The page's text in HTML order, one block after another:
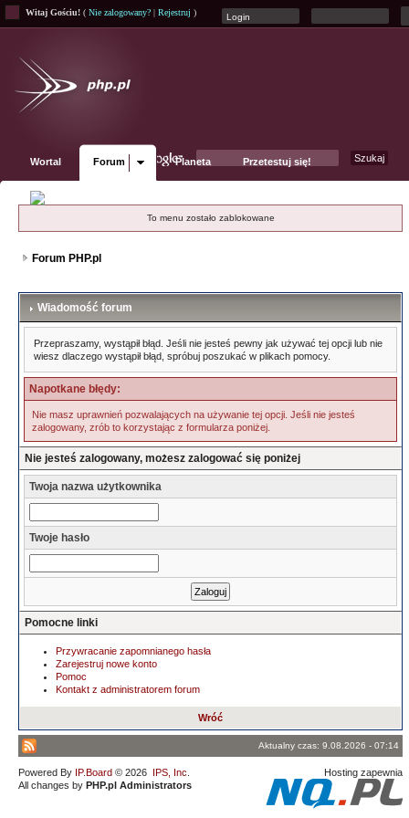
Witaj Gościu! ( Nie zalogowany? | Rejestruj )
Wortal Forum Planeta Przetestuj się!
To menu zostało zablokowane
Forum PHP.pl
Wiadomość forum
Przepraszamy, wystąpił błąd. Jeśli nie jesteś pewny jak używać tej opcji lub nie
wiesz dlaczego wystąpił błąd, spróbuj poszukać w plikach pomocy.
Napotkane błędy:
Nie masz uprawnień pozwalających na używanie tej opcji. Jeśli nie jesteś
zalogowany, zrób to korzystając z formularza poniżej.
Nie jesteś zalogowany, możesz zalogować się poniżej
Twoja nazwa użytkownika
Twoje hasło
Pomocne linki
Przywracanie zapomnianego hasła
Zarejestruj nowe konto
Pomoc
Kontakt z administratorem forum
Wróć
Aktualny czas: 9.08.2026 - 07:14
Powered By IP.Board © 2026 IPS, Inc
All changes by PHP.pl Administrators
Hosting zapewnia